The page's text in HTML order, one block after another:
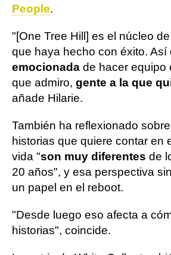
People.
"[One Tree Hill] es el núcleo
que haya hecho con éxito. Así
emocionada de hacer equipo
que admiro, gente a la que
añade Hilarie.
También ha reflexionado
historias que quiere contar en
vida "son muy diferentes de
20 años", y esa perspectiva
un papel en el reboot.
"Desde luego eso afecta a
historias", coincide.